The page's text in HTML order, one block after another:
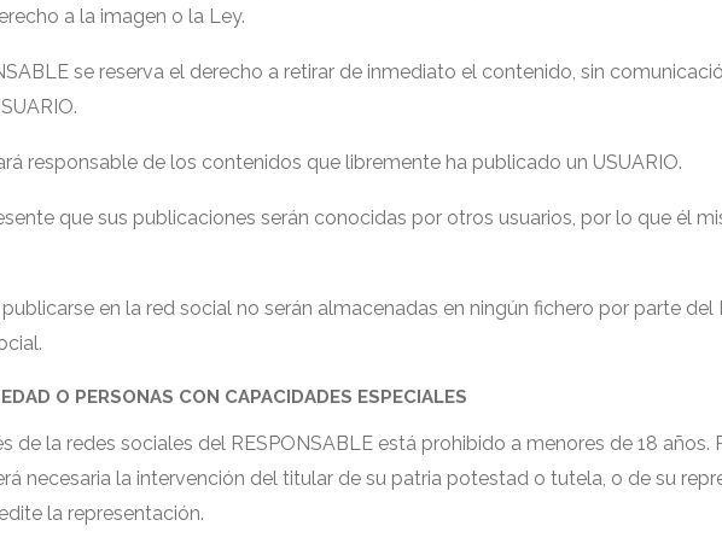
a la imagen o la Ley.
se reserva el derecho a retirar de inmediato el contenido, sin
responsable de los contenidos que libremente ha publicado un USUARIO.
que sus publicaciones serán conocidas por otros usuarios, por lo que él
en la red social no serán almacenadas en ningún fichero por parte del
O PERSONAS CON CAPACIDADES ESPECIALES
de la redes sociales del RESPONSABLE está prohibido a menores de 18 años.
necesaria la intervención del titular de su patria potestad o tutela, o de su
la representación.